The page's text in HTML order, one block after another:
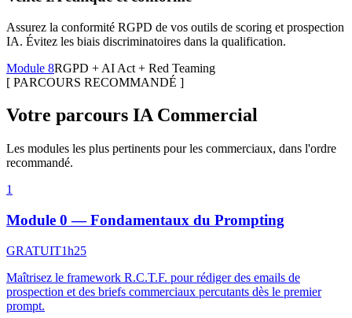
Assurez la conformité RGPD de vos outils de scoring et prospection
IA. Évitez les biais discriminatoires dans la qualification.
Module 8RGPD + AI Act + Red Teaming
[ PARCOURS RECOMMANDÉ ]
Votre parcours IA Commercial
Les modules les plus pertinents pour les commerciaux, dans l'ordre
recommandé.
1
Module 0 — Fondamentaux du Prompting
GRATUIT1h25
Maîtrisez le framework R.C.T.F. pour rédiger des emails de
prospection et des briefs commerciaux percutants dès le premier
prompt.